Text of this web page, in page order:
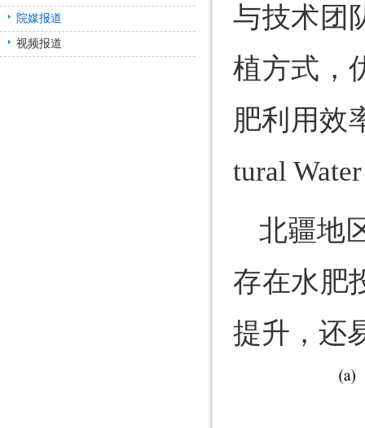
院媒报道
视频报道
与技术团
植方式，
肥利用效
tural
北疆地
存在水肥
提升，还